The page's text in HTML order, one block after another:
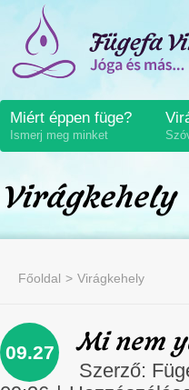
Miért éppen füge?
Ismerj meg minket
Virágkehely
Főoldal Virágkehely
09.27 Mi nem
Szerző: